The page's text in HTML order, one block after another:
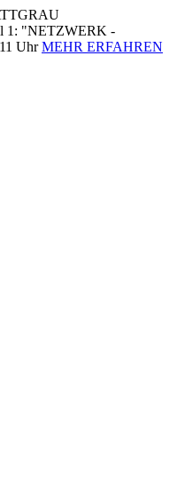
1: "NETZWERK -
UhrMEHR ERFAHREN